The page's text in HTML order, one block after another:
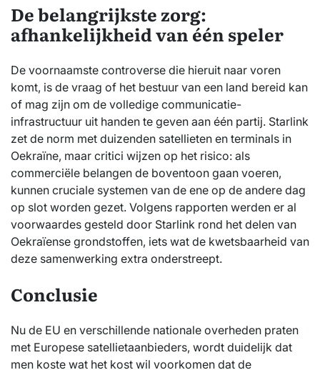
De belangrijkste zorg:
afhankelijkheid van één speler
De voornaamste controverse die hieruit naar voren
komt, is de vraag of het bestuur van een land bereid kan
of mag zijn om de volledige communicatie-
infrastructuur uit handen te geven aan één partij. Starlink
zet de norm met duizenden satellieten en terminals in
Oekraïne, maar critici wijzen op het risico: als
commerciële belangen de boventoon gaan voeren,
kunnen cruciale systemen van de ene op de andere dag
op slot worden gezet. Volgens rapporten werden er al
voorwaardes gesteld door Starlink rond het delen van
Oekraïense grondstoffen, iets wat de kwetsbaarheid van
deze samenwerking extra onderstreept.
Conclusie
Nu de EU en verschillende nationale overheden praten
met Europese satellietaanbieders, wordt duidelijk dat
men koste wat het kost wil voorkomen dat de